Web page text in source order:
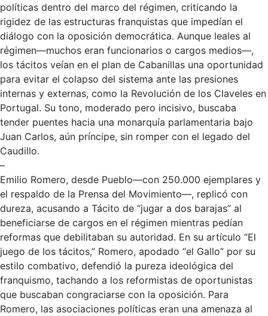
políticas dentro del marco del régimen, criticando la
rigidez de las estructuras franquistas que impedían el
diálogo con la oposición democrática. Aunque leales al
régimen—muchos eran funcionarios o cargos medios—,
los tácitos veían en el plan de Cabanillas una oportunidad
para evitar el colapso del sistema ante las presiones
internas y externas, como la Revolución de los Claveles en
Portugal. Su tono, moderado pero incisivo, buscaba
tender puentes hacia una monarquía parlamentaria bajo
Juan Carlos, aún príncipe, sin romper con el legado del
Caudillo.
–
Emilio Romero, desde Pueblo—con 250.000 ejemplares y
el respaldo de la Prensa del Movimiento—, replicó con
dureza, acusando a Tácito de “jugar a dos barajas” al
beneficiarse de cargos en el régimen mientras pedían
reformas que debilitaban su autoridad. En su artículo “El
juego de los tácitos,” Romero, apodado “el Gallo” por su
estilo combativo, defendió la pureza ideológica del
franquismo, tachando a los reformistas de oportunistas
que buscaban congraciarse con la oposición. Para
Romero, las asociaciones políticas eran una amenaza al